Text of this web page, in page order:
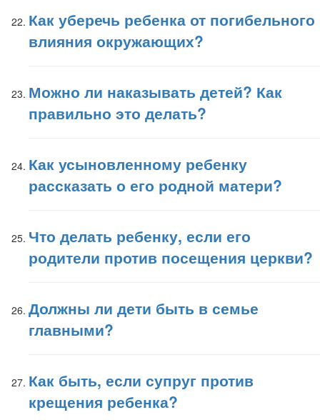
Как уберечь ребенка от погибельного
влияния окружающих?
Можно ли наказывать детей? Как
правильно это делать?
Как усыновленному ребенку
рассказать о его родной матери?
Что делать ребенку, если его
родители против посещения церкви?
Должны ли дети быть в семье
главными?
Как быть, если супруг против
крещения ребенка?